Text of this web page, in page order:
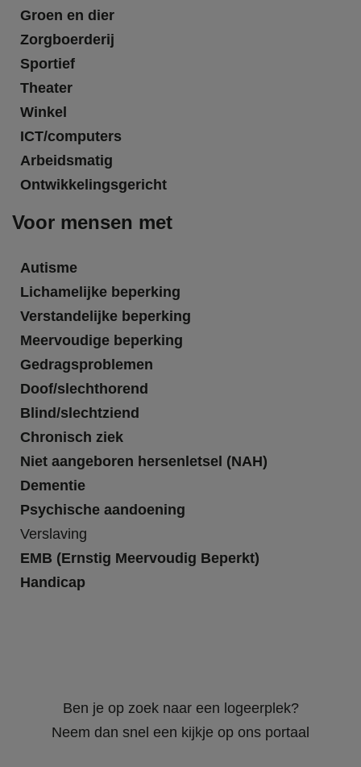
Groen en dier
Zorgboerderij
Sportief
Theater
Winkel
ICT/computers
Arbeidsmatig
Ontwikkelingsgericht
Voor mensen met
Autisme
Lichamelijke beperking
Verstandelijke beperking
Meervoudige beperking
Gedragsproblemen
Doof/slechthorend
Blind/slechtziend
Chronisch ziek
Niet aangeboren hersenletsel (NAH)
Dementie
Psychische aandoening
Verslaving
EMB (Ernstig Meervoudig Beperkt)
Handicap
Ben je op zoek naar een logeerplek?
Neem dan snel een kijkje op ons portaal